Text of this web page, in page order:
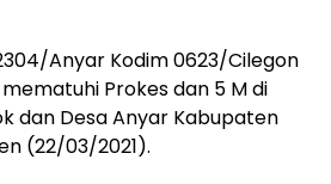
Anyar Kodim 0623/Cilegon
Prokes dan 5 M di
dan Desa Anyar Kabupaten
(22/03/2021).